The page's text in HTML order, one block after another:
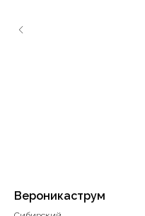
Вероникаструм